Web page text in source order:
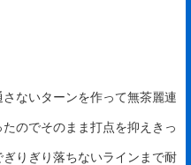
ないターンを作って無茶麗連
のでそのまま打点を抑えきっ
りぎり落ちないラインまで耐